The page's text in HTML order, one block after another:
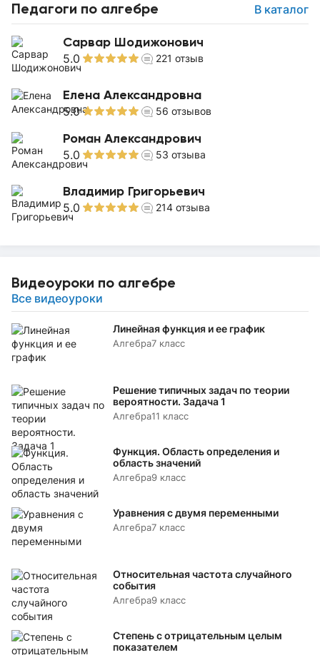
Педагоги по алгебре В каталог
Сарвар Шодижонович
5.0 221 отзыв
Елена Александровна
5.0 56 отзывов
Роман Александрович
5.0 53 отзыва
Владимир Григорьевич
5.0 214 отзыва
Видеоуроки по алгебре
Все видеоуроки
Линейная функция и ее график
Алгебра7 класс
Решение типичных задач по теории
вероятности. Задача 1
Алгебра11 класс
Функция. Область определения и
область значений
Алгебра9 класс
Уравнения с двумя переменными
Алгебра7 класс
Относительная частота случайного
события
Алгебра9 класс
Степень с отрицательным целым
показателем